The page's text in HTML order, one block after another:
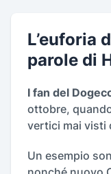
L’euforia
parole di
I fan del
ottobre,
vertici mai visti
Un esempio